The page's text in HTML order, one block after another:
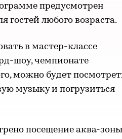
предусмотрен
гостей любого возраста.
в мастер-классе
шоу, чемпионате
можно будет
музыку и погрузиться
посещение аква-зоны